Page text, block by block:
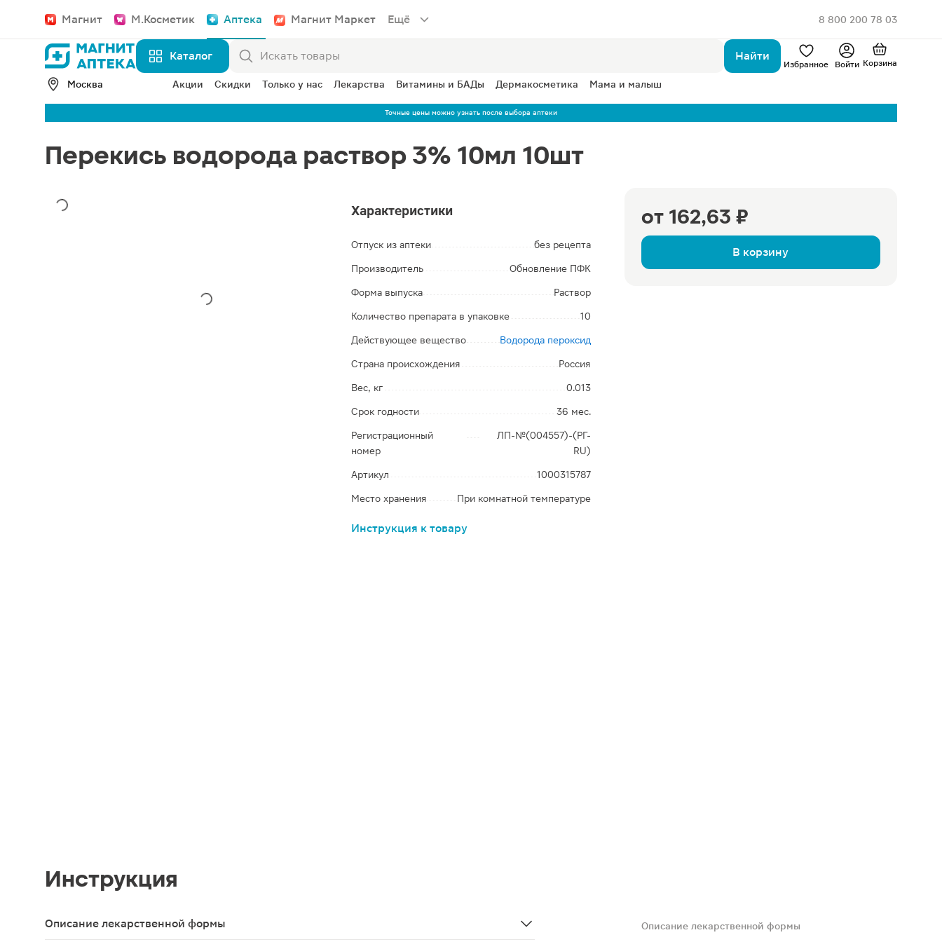
Магнит М.Косметик Аптека Магнит Маркет Ещё 8 800 200 78 03
Каталог Найти
Избранное Войти Корзина
Москва Акции Скидки Только у нас Лекарства Витамины и БАДы Дермакосметика Мама и малыш
Точные цены можно узнать после выбора аптеки
Перекись водорода раствор 3% 10мл 10шт
от 162,63 ₽
В корзину
Характеристики
Отпуск из аптеки без рецепта
Производитель Обновление ПФК
Форма выпуска Раствор
Количество препарата в упаковке 10
Действующее вещество Водорода пероксид
Страна происхождения Россия
Вес, кг 0.013
Срок годности 36 мес.
Регистрационный
номер
ЛП-№(004557)-(РГ-
RU)
Артикул 1000315787
Место хранения При комнатной температуре
Инструкция к товару
Инструкция
Описание лекарственной формы
Описание лекарственной формы